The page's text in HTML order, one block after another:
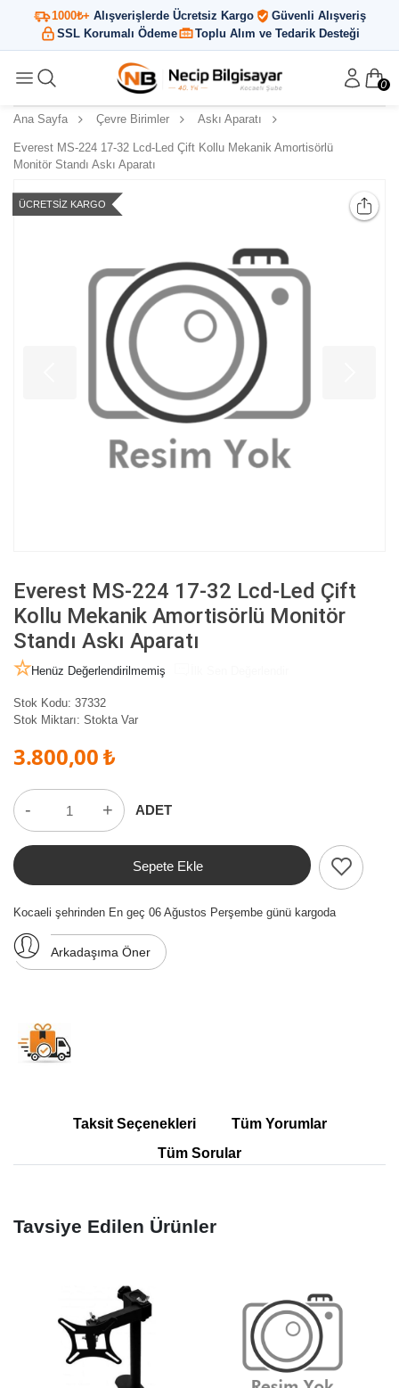
1000₺+ Alışverişlerde Ücretsiz Kargo
Güvenli Alışveriş
SSL Korumalı Ödeme
Toplu Alım ve Tedarik Desteği
0
Ana Sayfa Çevre Birimler Askı Aparatı
Everest MS-224 17-32 Lcd-Led Çift Kollu Mekanik Amortisörlü
Monitör Standı Askı Aparatı
ÜCRETSIZ KARGO
Everest MS-224 17-32 Lcd-Led Çift
Kollu Mekanik Amortisörlü Monitör
Standı Askı Aparatı
Henüz Değerlendirilmemiş
Stok Kodu: 37332
Stok Miktarı: Stokta Var
3.800,00 ₺
- + ADET
Sepete Ekle
Kocaeli şehrinden En geç 06 Ağustos Perşembe günü kargoda
Arkadaşıma Öner
Taksit Seçenekleri
Tüm Yorumlar
Tüm Sorular
Tavsiye Edilen Ürünler